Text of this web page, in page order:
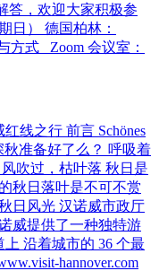
答，欢迎大家积极参
日） 德国柏林：
方式 Zoom 会议室：
红线之行 前言 Schönes
秋准备好了么？ 呼吸着
吹过，枯叶落 秋日是
秋日落叶是不可不赏
日风光 汉诺威市政厅
威提供了一种独特游
沿着城市的 36 个最
hannover.com